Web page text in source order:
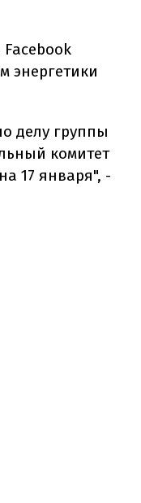
Facebook
энергетики
делу группы
комитет
17 января", -